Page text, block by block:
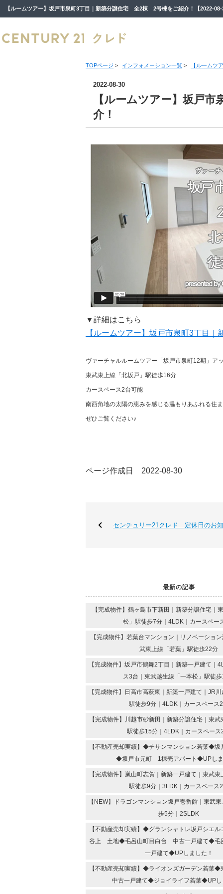
TOPページ > インフォメーション一覧 > 【ルームツ
2022-08-30
【ルームツアー】坂戸
介！
▼詳細はこちら
【ルームツアー】坂戸市泉町3丁目
ヴァーチャルルームツアー「坂戸市泉町12期」ア
東武東上線「北坂戸」駅徒歩16分
カースペース2台可能
南西角地の太陽の恵みを感じる温もりあふれる住
ぜひご覧ください♪
ページ作成日 2022-08-30
センチュリー21クレド 定休日のお
最新の記事
【完成物件】鶴ヶ島市下新田｜新築分譲住宅｜
松」駅徒歩7分｜4LDK｜カースペー
【完成物件】若葉台マンション｜リノベーショ
武東上線「若葉」駅徒歩22分
【完成物件】坂戸市鶴舞2丁目｜新築一戸建て｜
ス3台｜東武越生線「一本松」駅徒
【完成物件】日高市高萩東｜新築一戸建て｜JR川
駅徒歩9分｜4LDK｜カースペース
【完成物件】川越市砂新田｜新築分譲住宅｜東武
駅徒歩15分｜4LDK｜カースペース
【不動産売却実績】◆チサンマンション若葉◆
◆坂戸市元町 1棟売アパート◆UPしま
【完成物件】嵐山町志賀｜新築一戸建て｜東武東
駅徒歩9分｜3LDK｜カースペース
【NEW】ドラゴンマンション坂戸壱番館｜東武
歩5分｜2SLDK
【不動産売却実績】◆グランシャトレ坂戸シエ
谷上 土地◆毛呂山町目白台 中古一戸建て◆毛
一戸建て◆UPしました！
【不動産売却実績】◆ライオンズガーデン若葉
中古一戸建て◆ジョイライフ若葉◆UPし